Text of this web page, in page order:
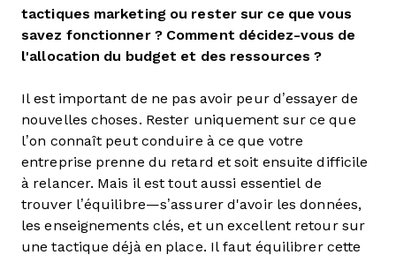
tactiques marketing ou rester sur ce que vous
savez fonctionner ? Comment décidez-vous de
l'allocation du budget et des ressources ?
Il est important de ne pas avoir peur d’essayer de
nouvelles choses. Rester uniquement sur ce que
l’on connaît peut conduire à ce que votre
entreprise prenne du retard et soit ensuite difficile
à relancer. Mais il est tout aussi essentiel de
trouver l’équilibre—s’assurer d'avoir les données,
les enseignements clés, et un excellent retour sur
une tactique déjà en place. Il faut équilibrer cette